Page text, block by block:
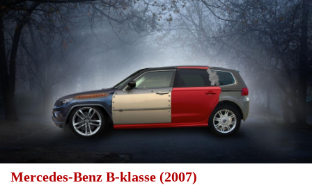
Mercedes-Benz B-klasse (2007)